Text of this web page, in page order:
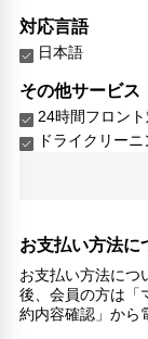
対応言語
日本語
その他サービス
24時間フロン
ドライクリーニ
お支払い方法に
お支払い方法につ
後、会員の方は「
約内容確認」から